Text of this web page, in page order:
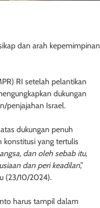
dan arah kepemimpinan
RI setelah pelantikan
dukungan
penjajahan Israel.
dukungan penuh
konstitusi yang tertulis
dan oleh sebab itu,
dan peri keadilan,”
(23/10/2024).
harus tampil dalam